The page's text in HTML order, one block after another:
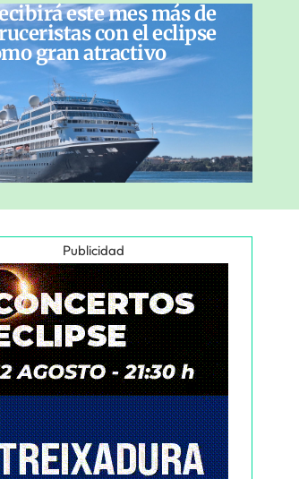
este mes más de
con el eclipse
gran atractivo
Publicidad